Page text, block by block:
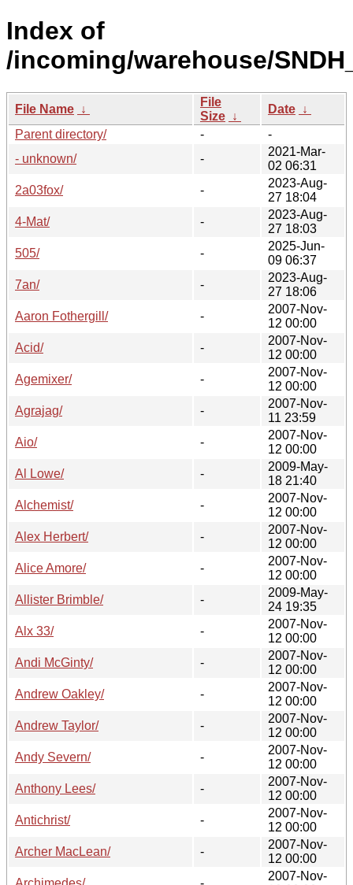
Index of
/incoming/warehouse/
File Name ↓
File
Size ↓
Date ↓
Parent directory/
-
-
- unknown/
-
2021-Mar-
02 06:31
2a03fox/
-
2023-Aug-
27 18:04
4-Mat/
-
2023-Aug-
27 18:03
505/
-
2025-Jun-
09 06:37
7an/
-
2023-Aug-
27 18:06
Aaron Fothergill/
-
2007-Nov-
12 00:00
Acid/
-
2007-Nov-
12 00:00
Agemixer/
-
2007-Nov-
12 00:00
Agrajag/
-
2007-Nov-
11 23:59
Aio/
-
2007-Nov-
12 00:00
Al Lowe/
-
2009-May-
18 21:40
Alchemist/
-
2007-Nov-
12 00:00
Alex Herbert/
-
2007-Nov-
12 00:00
Alice Amore/
-
2007-Nov-
12 00:00
Allister Brimble/
-
2009-May-
24 19:35
Alx 33/
-
2007-Nov-
12 00:00
Andi McGinty/
-
2007-Nov-
12 00:00
Andrew Oakley/
-
2007-Nov-
12 00:00
Andrew Taylor/
-
2007-Nov-
12 00:00
Andy Severn/
-
2007-Nov-
12 00:00
Anthony Lees/
-
2007-Nov-
12 00:00
Antichrist/
-
2007-Nov-
12 00:00
Archer MacLean/
-
2007-Nov-
12 00:00
2007-Nov-